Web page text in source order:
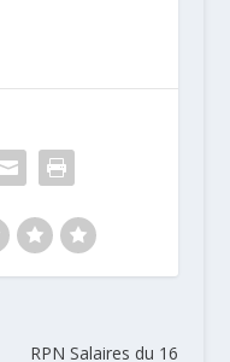
RPN Salaires du 16